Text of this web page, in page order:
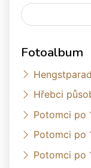
Fotoalbum
Hřebci
Potomci po
Potomci po
Potomci po